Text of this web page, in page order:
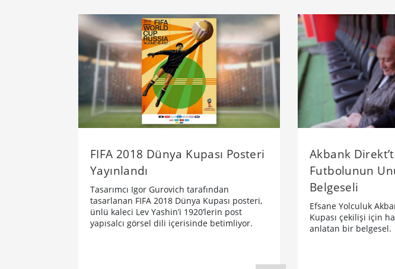
FIFA 2018 Dünya Kupası Posteri
Yayınlandı
Tasarımcı Igor Gurovich tarafından
tasarlanan FIFA 2018 Dünya Kupası posteri,
ünlü kaleci Lev Yashin’i 1920’lerin post
yapısalcı görsel dili içerisinde betimliyor.
Akbank
Futbolunun
Belgeseli
Efsane Yolculuk
Kupası çekilişi için
anlatan bir belgesel.